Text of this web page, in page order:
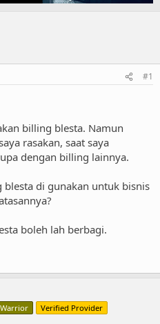
#1
billing blesta. Namun
rasakan, saat saya
dengan billing lainnya.
di gunakan untuk bisnis
boleh lah berbagi.
Verified Provider